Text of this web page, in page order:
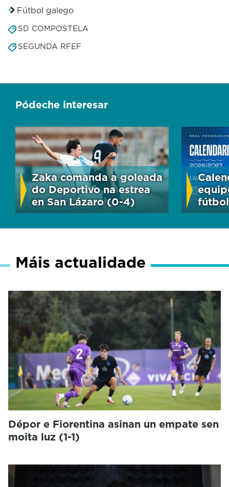
Fútbol galego
SD COMPOSTELA
SEGUNDA RFEF
Pódeche interesar
Zaka comanda a goleada
do Deportivo na estrea
en San Lázaro (0-4)
Máis actualidade
Dépor e Fiorentina asinan un empate sen
moita luz (1-1)